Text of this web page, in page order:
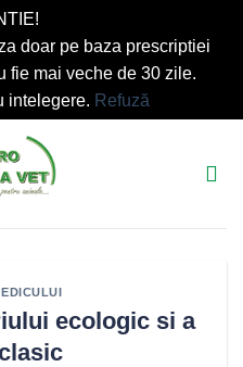
doar pe baza prescriptiei
fie mai veche de 30 zile.
intelegere. Refuză
ecologic si a